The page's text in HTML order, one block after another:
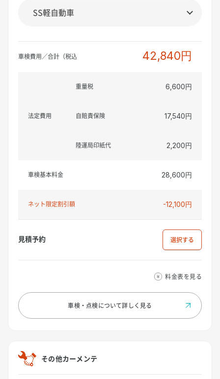
車検費用／合計（税込 42,840円
法定費用
重量税 6,600円
自賠責保険 17,540円
陸運局印紙代 2,200円
車検基本料金 28,600円
ネット限定割引額 -12,100円
見積予約 選択
料金表を見る
車検・点検について詳しく見る
その他カーメンテ